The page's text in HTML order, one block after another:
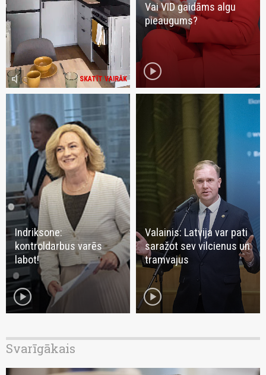
SKATĪT VAIRĀK
volume_mute
Vai VID gaidāms algu
pieaugums?
play_circle
Indriksone:
kontroldarbus varēs
labot!
play_circle
Valainis: Latvija var pati
saražot sev vilcienus un
tramvajus
play_circle
Svarīgākais